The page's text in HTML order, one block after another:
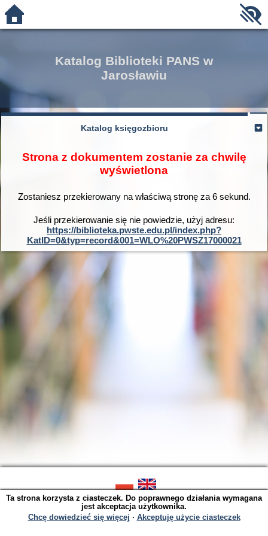
Katalog Biblioteki PANS w
Jarosławiu
Katalog księgozbioru
Strona z dokumentem zostanie za chwilę
wyświetlona
Zostaniesz przekierowany na właściwą stronę za 6sekund.
Jeśli przekierowanie się nie powiedzie, użyj adresu:
https://biblioteka.pwste.edu.pl/index.php?
KatID=0&typ=record&001=WLO%20PWSZ17000021
SOWA OPAC v. 6.11.9 (2026-07-21)
Wygenerowano w 0,0032 s.
Ta strona korzysta z ciasteczek. Do poprawnego działania wymagana
jest akceptacja użytkownika.
Chcę dowiedzieć się więcej ∙ Akceptuję użycie ciasteczek